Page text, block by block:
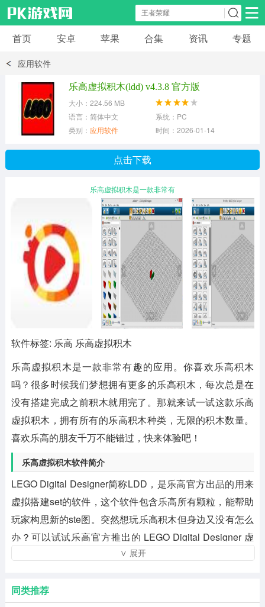
安卓应用 安卓游戏
模拟经营
首页 安卓 苹果 合集 资讯 专题
应用软件
乐高虚拟积木(ldd) v4.3.8 官方版
大小：224.56 MB
语言：简体中文
系统：PC
类别： 应用软件 时间：2026-01-14
点击下载
乐高虚拟积木是一款非常有
软件标签: 乐高 乐高虚拟积木
乐高虚拟积木是一款非常有趣的应用。你喜欢乐高积木
吗？很多时候我们梦想拥有更多的乐高积木，每次总是在
没有搭建完成之前积木就用完了。那就来试一试这款乐高
虚拟积木，拥有所有的乐高积木种类，无限的积木数量。
喜欢乐高的朋友千万不能错过，快来体验吧！
乐高虚拟积木软件简介
LEGO Digital Designer简称LDD，是乐高官方出品的用来
虚拟搭建set的软件，这个软件包含乐高所有颗粒，能帮助
玩家构思新的ste图。突然想玩乐高积木但身边又没有怎么
办？可以试试乐高官方推出的 LEGO Digital Designer 虚
拟乐高积木，只要用鼠标点点就能够砌出任何东西，没有
∨ 展开
同类推荐